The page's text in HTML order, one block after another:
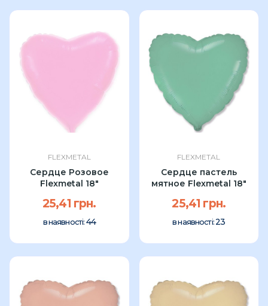
FLEXMETAL
Сердце Розовое
Flexmetal 18"
25,41 грн.
в наявності: 44
FLEXMETAL
Сердце пастель
мятное Flexmetal 18″
25,41 грн.
в наявності:23